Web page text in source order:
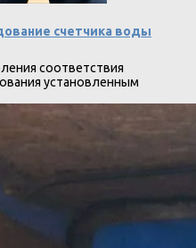
счетчика воды
соответствия
установленным